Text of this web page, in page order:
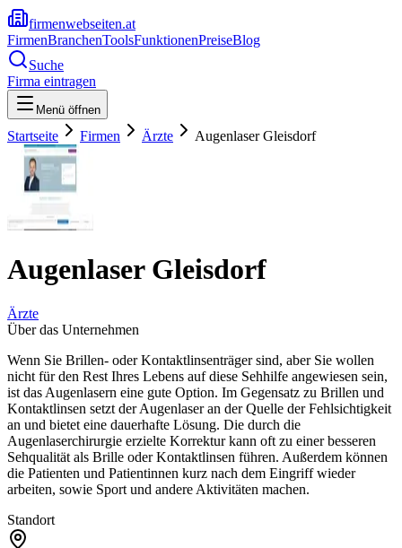
firmenwebseiten.at
FirmenBranchenToolsFunktionenPreiseBlog
Suche
Firma eintragen
Menü öffnen
Startseite Firmen Ärzte Augenlaser Gleisdorf
Augenlaser Gleisdorf
Ärzte
Über das Unternehmen
Wenn Sie Brillen- oder Kontaktlinsenträger sind, aber Sie wollen
nicht für den Rest Ihres Lebens auf diese Sehhilfe angewiesen sein,
ist das Augenlasern eine gute Option. Im Gegensatz zu Brillen und
Kontaktlinsen setzt der Augenlaser an der Quelle der Fehlsichtigkeit
an und bietet eine dauerhafte Lösung. Die durch die
Augenlaserchirurgie erzielte Korrektur kann oft zu einer besseren
Sehqualität als Brille oder Kontaktlinsen führen. Außerdem können
die Patienten und Patientinnen kurz nach dem Eingriff wieder
arbeiten, sowie Sport und andere Aktivitäten machen.
Standort